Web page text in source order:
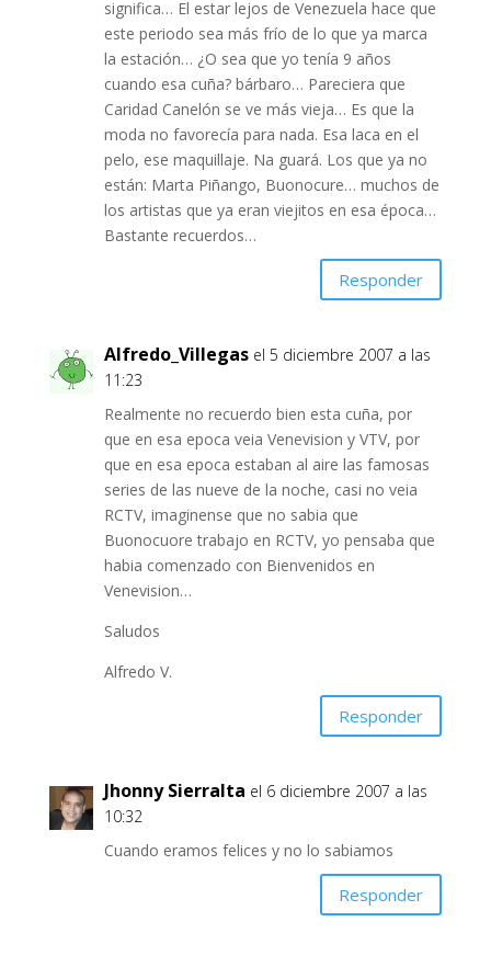
significa… El estar lejos de Venezuela hace que
este periodo sea más frío de lo que ya marca
la estación… ¿O sea que yo tenía 9 años
cuando esa cuña? bárbaro… Pareciera que
Caridad Canelón se ve más vieja… Es que la
moda no favorecía para nada. Esa laca en el
pelo, ese maquillaje. Na guará. Los que ya no
están: Marta Piñango, Buonocure… muchos de
los artistas que ya eran viejitos en esa época…
Bastante recuerdos…
Responder
Alfredo_Villegas el 5 diciembre 2007 a las
11:23
Realmente no recuerdo bien esta cuña, por
que en esa epoca veia Venevision y VTV, por
que en esa epoca estaban al aire las famosas
series de las nueve de la noche, casi no veia
RCTV, imaginense que no sabia que
Buonocuore trabajo en RCTV, yo pensaba que
habia comenzado con Bienvenidos en
Venevision…
Saludos
Alfredo V.
Responder
Jhonny Sierralta el 6 diciembre 2007 a las
10:32
Cuando eramos felices y no lo sabiamos
Responder